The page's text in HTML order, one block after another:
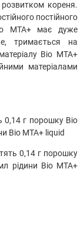
розвитком кореня.
постійного
MTA+ має дуже
тримається на
Bio MTA+
матеріалами
0,14 г порошку Bio
Bio MTA+ liquid
0,14 г порошку
рідини Bio MTA+